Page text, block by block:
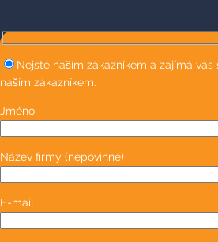
Nejste naším zákazníkem a zajímá
naším zákazníkem.
Jméno
Název firmy (nepovinné)
E-mail